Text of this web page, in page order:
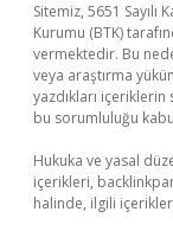
Sitemiz, 5651
Kurumu (BTK)
vermektedir. Bu
veya araştırma
yazdıkları
bu sorumluluğu
Hukuka ve yasal
içerikleri,
halinde, ilgili